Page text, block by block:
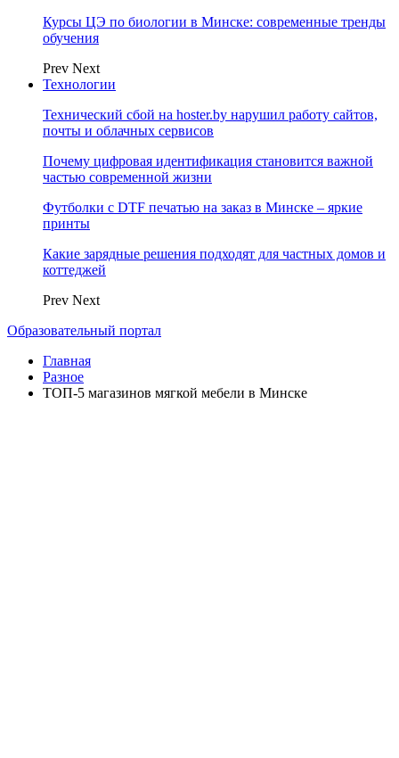
Курсы ЦЭ по биологии в Минске: современные тренды
обучения
Prev Next
Технологии
Технический сбой на hoster.by нарушил работу сайтов,
почты и облачных сервисов
Почему цифровая идентификация становится важной
частью современной жизни
Футболки с DTF печатью на заказ в Минске – яркие
принты
Какие зарядные решения подходят для частных домов и
коттеджей
Prev Next
Образовательный портал
Главная
Разное
ТОП-5 магазинов мягкой мебели в Минске